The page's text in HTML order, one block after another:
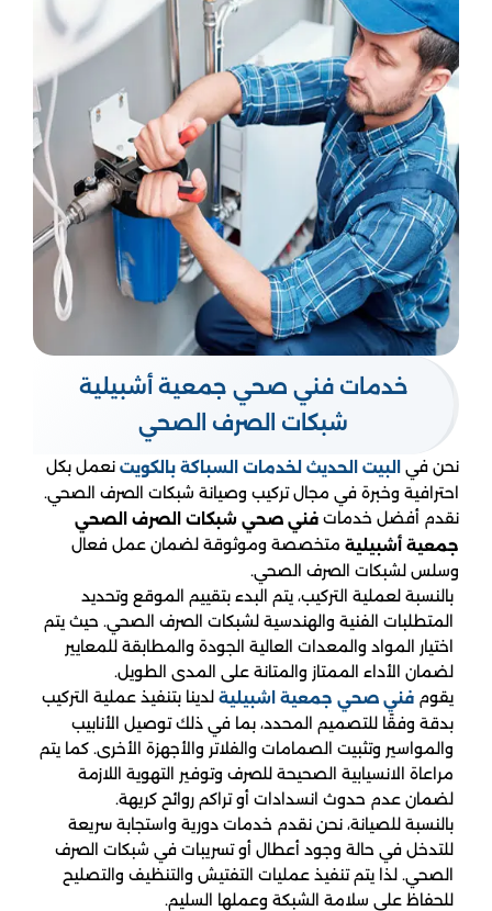
خدمات فني صحي جمعية أشبيلية
شبكات الصرف الصحي
نحن في البيت الحديث لخدمات السباكة بالكويت نعمل بكل
احترافية وخبرة في مجال تركيب وصيانة شبكات الصرف الصحي.
نقدم أفضل خدمات فني صحي شبكات الصرف الصحي
جمعية أشبيلية متخصصة وموثوقة لضمان عمل فعال
وسلس لشبكات الصرف الصحي.
بالنسبة لعملية التركيب، يتم البدء بتقييم الموقع وتحديد
المتطلبات الفنية والهندسية لشبكات الصرف الصحي. حيث يتم
اختيار المواد والمعدات العالية الجودة والمطابقة للمعايير
لضمان الأداء الممتاز والمتانة على المدى الطويل.
يقوم فني صحي جمعية اشبيلية لدينا بتنفيذ عملية التركيب
بدقة وفقًا للتصميم المحدد، بما في ذلك توصيل الأنابيب
والمواسير وتثبيت الصمامات والفلاتر والأجهزة الأخرى. كما يتم
مراعاة الانسيابية الصحيحة للصرف وتوفير التهوية اللازمة
لضمان عدم حدوث انسدادات أو تراكم روائح كريهة.
بالنسبة للصيانة، نحن نقدم خدمات دورية واستجابة سريعة
للتدخل في حالة وجود أعطال أو تسريبات في شبكات الصرف
الصحي. لذا يتم تنفيذ عمليات التفتيش والتنظيف والتصليح
للحفاظ على سلامة الشبكة وعملها السليم.